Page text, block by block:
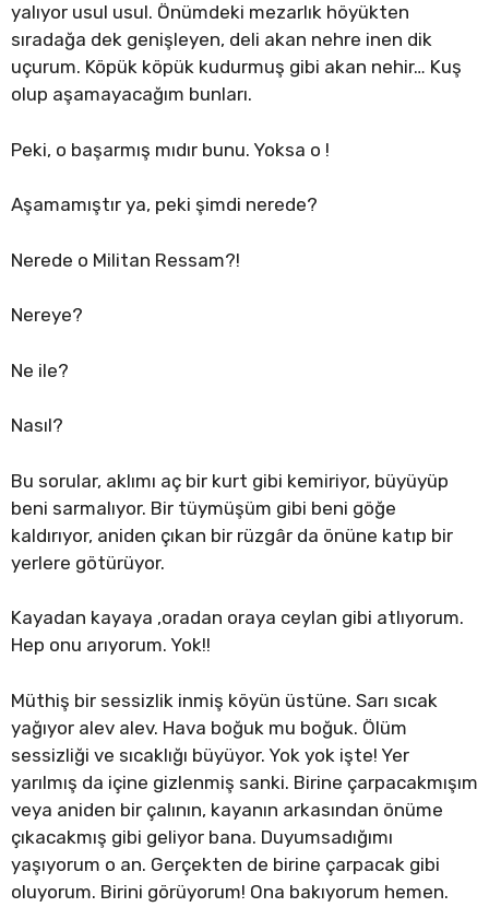
yalıyor usul usul. Önümdeki mezarlık höyükten
sıradağa dek genişleyen, deli akan nehre inen dik
uçurum. Köpük köpük kudurmuş gibi akan nehir… Kuş
olup aşamayacağım bunları.
Peki, o başarmış mıdır bunu. Yoksa o !
Aşamamıştır ya, peki şimdi nerede?
Nerede o Militan Ressam?!
Nereye?
Ne ile?
Nasıl?
Bu sorular, aklımı aç bir kurt gibi kemiriyor, büyüyüp
beni sarmalıyor. Bir tüymüşüm gibi beni göğe
kaldırıyor, aniden çıkan bir rüzgâr da önüne katıp bir
yerlere götürüyor.
Kayadan kayaya ,oradan oraya ceylan gibi atlıyorum.
Hep onu arıyorum. Yok!!
Müthiş bir sessizlik inmiş köyün üstüne. Sarı sıcak
yağıyor alev alev. Hava boğuk mu boğuk. Ölüm
sessizliği ve sıcaklığı büyüyor. Yok yok işte! Yer
yarılmış da içine gizlenmiş sanki. Birine çarpacakmışım
veya aniden bir çalının, kayanın arkasından önüme
çıkacakmış gibi geliyor bana. Duyumsadığımı
yaşıyorum o an. Gerçekten de birine çarpacak gibi
oluyorum. Birini görüyorum! Ona bakıyorum hemen.